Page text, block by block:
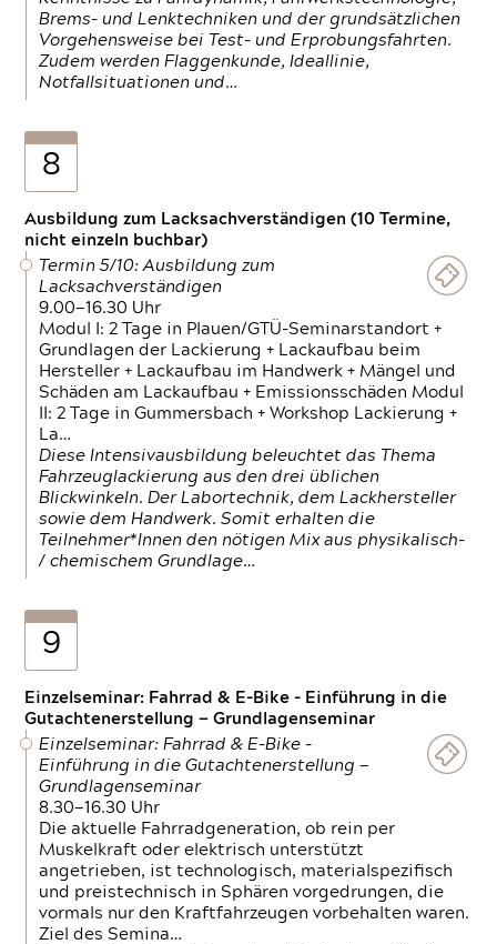
Brems- und Lenktechniken und der grundsätzlichen
Vorgehensweise bei Test- und Erprobungsfahrten.
Zudem werden Flaggenkunde, Ideallinie,
Notfallsituationen und…
8
Ausbildung zum Lacksachverständigen (10 Termine,
nicht einzeln buchbar)
Termin 5/10: Ausbildung zum
Lacksachverständigen
9.00—16.30 Uhr
Modul I: 2 Tage in Plauen/GTÜ-Seminarstandort +
Grundlagen der Lackierung + Lackaufbau beim
Hersteller + Lackaufbau im Handwerk + Mängel und
Schäden am Lackaufbau + Emissionsschäden Modul
II: 2 Tage in Gummersbach + Workshop Lackierung +
La…
Diese Intensivausbildung beleuchtet das Thema
Fahrzeuglackierung aus den drei üblichen
Blickwinkeln. Der Labortechnik, dem Lackhersteller
sowie dem Handwerk. Somit erhalten die
Teilnehmer*Innen den nötigen Mix aus physikalisch-
/ chemischem Grundlage…
9
Einzelseminar: Fahrrad & E-Bike - Einführung in die
Gutachtenerstellung — Grundlagenseminar
Einzelseminar: Fahrrad & E-Bike -
Einführung in die Gutachtenerstellung —
Grundlagenseminar
8.30—16.30 Uhr
Die aktuelle Fahrradgeneration, ob rein per
Muskelkraft oder elektrisch unterstützt
angetrieben, ist technologisch, materialspezifisch
und preistechnisch in Sphären vorgedrungen, die
vormals nur den Kraftfahrzeugen vorbehalten waren.
Ziel des Semina…